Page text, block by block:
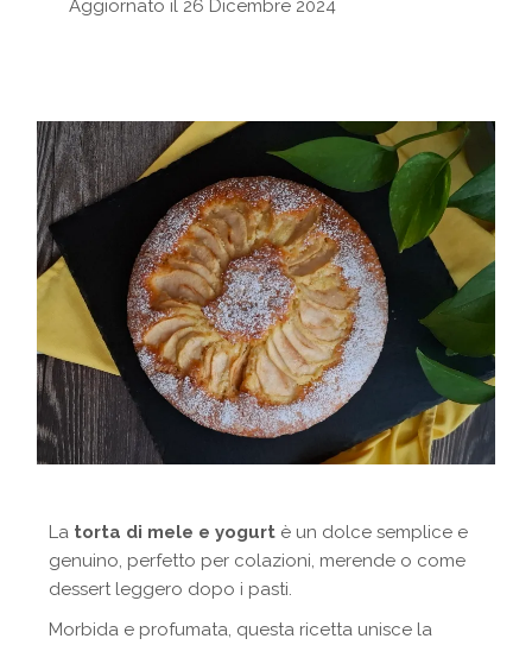
Aggiornato il 26 Dicembre 2024
La torta di mele e yogurt è un dolce semplice e
genuino, perfetto per colazioni, merende o come
dessert leggero dopo i pasti.
Morbida e profumata, questa ricetta unisce la